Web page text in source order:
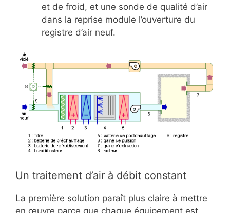
et de froid, et une sonde de qualité d’air
dans la reprise module l’ouverture du
registre d’air neuf.
Un traitement d’air à débit constant
La première solution paraît plus claire à mettre